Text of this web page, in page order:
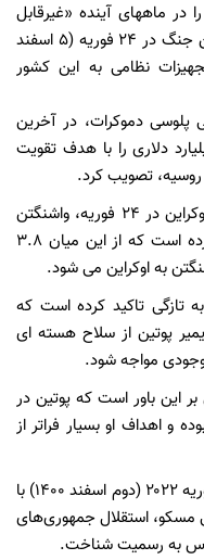
در ماههای آینده «غیرقابل
پیش‌بینی‌تر و شدیدتر» می دانند از آغاز این جنگ در ۲۴ فوریه (۵ اسفند
میلیارد دلار تجهیزات نظامی به این کشور
پلوسی دموکرات، در آخرین
برای جنگ اوکراین، بودجه ای ۴۰ میلیارد دلاری را با هدف تقویت
تصویب کرد.
به گزارش تارنمای نیوزویک، از آغاز جنگ اوکراین در ۲۴ فوریه، واشنگتن
حدود ۵۳ میلیارد دلار به کی یف کمک کرده است که از این میان ۳.۸
به اوکراین می شود.
تازگی تاکید کرده است که
پوتین از سلاح هسته ای
وجودی مواجه شود.
این باور است که پوتین در
و اهداف او بسیار فراتر از
ولادیمیر پوتین رئیس جمهوری روسیه ۲۱ فوریه ۲۰۲۲ (دوم اسفند ۱۴۰۰) با
مسکو، استقلال جمهوری‌های
به رسمیت شناخت.